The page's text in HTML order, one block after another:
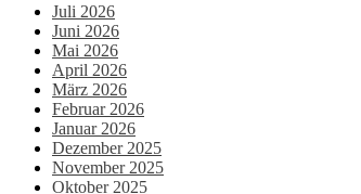
Juli 2026
Juni 2026
Mai 2026
April 2026
März 2026
Februar 2026
Januar 2026
Dezember 2025
November 2025
Oktober 2025